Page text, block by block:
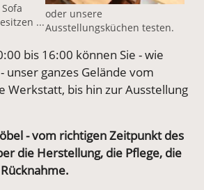
...
oder unsere
Ausstellungsküchen testen.
bis 16:00 können Sie - wie
unser ganzes Gelände vom
Werkstatt, bis hin zur Ausstellung
- vom richtigen Zeitpunkt des
die Herstellung, die Pflege, die